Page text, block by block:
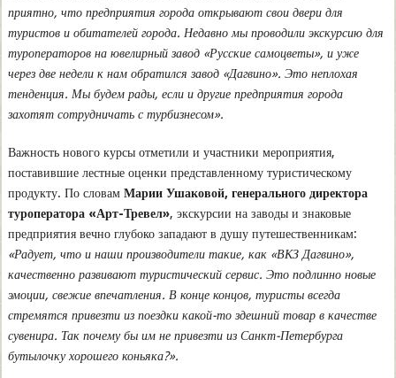
приятно, что предприятия города открывают свои двери для
туристов и обитателей города. Недавно мы проводили экскурсию для
туроператоров на ювелирный завод «Русские самоцветы», и уже
через две недели к нам обратился завод «Дагвино». Это неплохая
тенденция. Мы будем рады, если и другие предприятия города
захотят сотрудничать с турбизнесом».
Важность нового курсы отметили и участники мероприятия,
поставившие лестные оценки представленному туристическому
продукту. По словам Марии Ушаковой, генерального директора
туроператора «Арт-Тревел», экскурсии на заводы и знаковые
предприятия вечно глубоко западают в душу путешественникам:
«Радует, что и наши производители такие, как «ВКЗ Дагвино»,
качественно развивают туристический сервис. Это подлинно новые
эмоции, свежие впечатления. В конце концов, туристы всегда
стремятся привезти из поездки какой-то здешний товар в качестве
сувенира. Так почему бы им не привезти из Санкт-Петербурга
бутылочку хорошего коньяка?».